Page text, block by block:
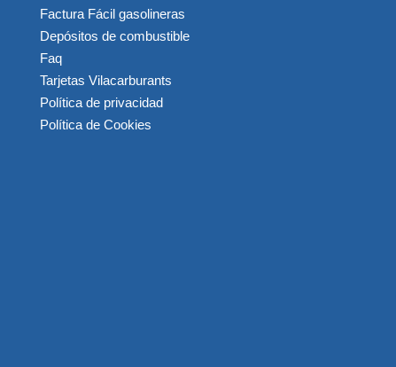
Factura Fácil gasolineras
Depósitos de combustible
Faq
Tarjetas Vilacarburants
Política de privacidad
Política de Cookies